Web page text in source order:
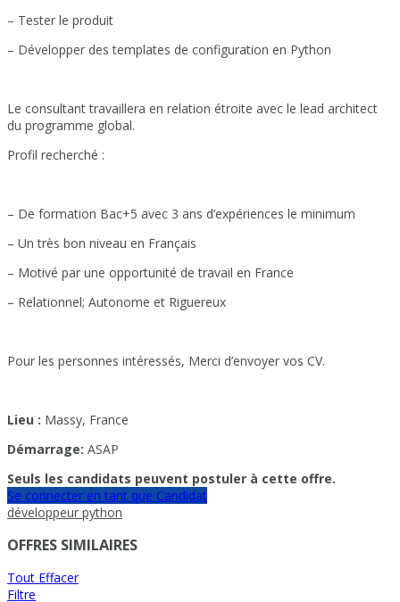
– Tester le produit
– Développer des templates de configuration en Python
Le consultant travaillera en relation étroite avec le lead architect
du programme global.
Profil recherché :
– De formation Bac+5 avec 3 ans d’expériences le minimum
– Un très bon niveau en Français
– Motivé par une opportunité de travail en France
– Relationnel; Autonome et Riguereux
Pour les personnes intéressés, Merci d’envoyer vos CV.
Lieu : Massy, France
Démarrage: ASAP
Seuls les candidats peuvent postuler à cette offre.
Se connecter en tant que Candidat
développeur python
OFFRES SIMILAIRES
Tout Effacer
Filtre